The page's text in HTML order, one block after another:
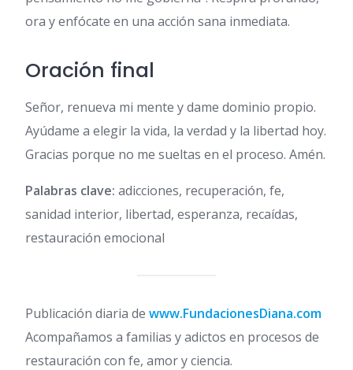
ora y enfócate en una acción sana inmediata.
Oración final
Señor, renueva mi mente y dame dominio propio.
Ayúdame a elegir la vida, la verdad y la libertad hoy.
Gracias porque no me sueltas en el proceso. Amén.
Palabras clave: adicciones, recuperación, fe,
sanidad interior, libertad, esperanza, recaídas,
restauración emocional
Publicación diaria de www.FundacionesDiana.com
Acompañamos a familias y adictos en procesos de
restauración con fe, amor y ciencia.